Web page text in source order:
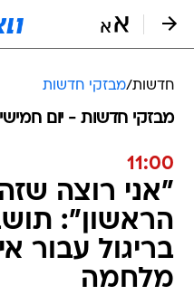
חדשות/מבזקי חדשות
מבזקי חדשות - יום חמישי
11:00
"אני רוצה
הראשון":
בריגול עבור
מלחמה